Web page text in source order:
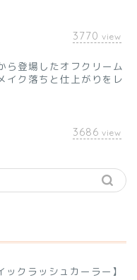
3770 view
ら登場したオフクリーム
イク落ちと仕上がりをレ
3686 view
クラッシュカーラー】